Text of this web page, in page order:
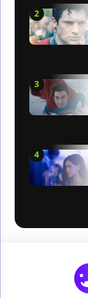
2
3
4